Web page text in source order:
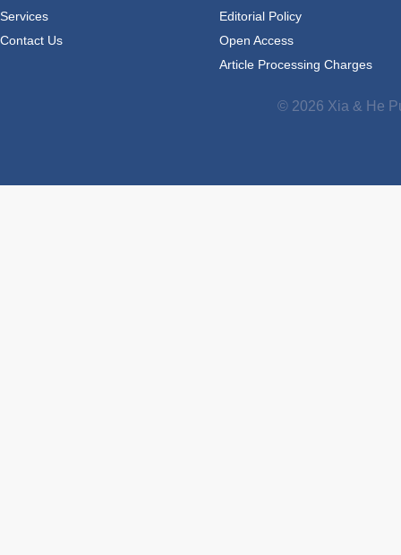
Services
Contact Us
Editorial Policy
Open Access
Article Processing Charges
© 2026 Xia & He